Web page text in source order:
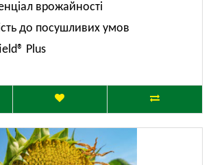
врожайності
до посушливих умов
Plus